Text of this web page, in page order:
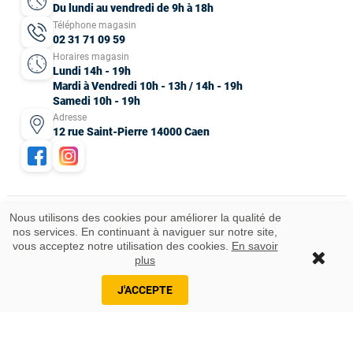
Ajouter au panier
Du lundi au vendredi de 9h à 18h
Téléphone magasin
02 31 71 09 59
Horaires magasin
Lundi 14h - 19h
Mardi à Vendredi 10h - 13h / 14h - 19h
Samedi 10h - 19h
Adresse
12 rue Saint-Pierre 14000 Caen
Nous utilisons des cookies pour améliorer la qualité de
nos services. En continuant à naviguer sur notre site,
vous acceptez notre utilisation des cookies. En savoir
plus
J'ACCEPTE
Mentions légales CGV Données personnelles